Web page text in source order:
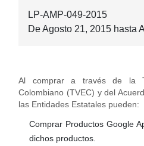
LP-AMP-049-2015
DeAgosto 21, 2015 hasta
Al comprar a través de la
Colombiano (TVEC) y del
las Entidades Estatales pueden:
Comprar Productos Google
dichos productos.